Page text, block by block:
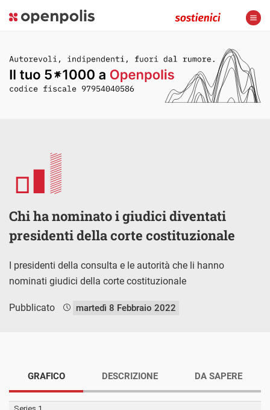
Chi ha nominato i giudici diventati
presidenti della corte costituzionale
I presidenti della consulta e le autorità che li hanno
nominati giudici della corte costituzionale
Pubblicato martedì 8 Febbraio 2022
GRAFICO DESCRIZIONE DA SAPERE